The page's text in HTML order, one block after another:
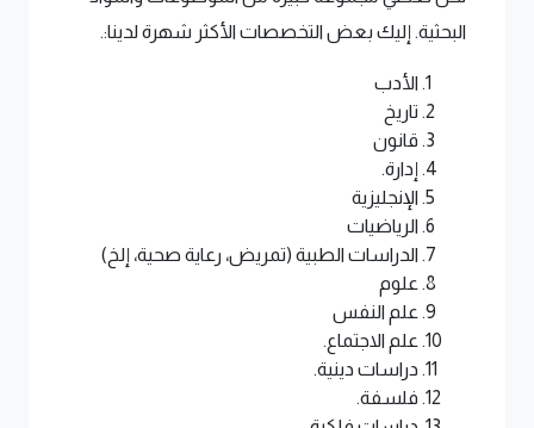
البحثية. إليك بعض التخصصات الأكثر شهرة لدينا:.
الأدب
تاريخ
قانون
إدارة.
الإنجليزية
الرياضيات
الدراسات الطبية (تمريض، رعاية صحية، إلخ)
علوم
علم النفس
علم الاجتماع.
دراسات دينية.
فلسفة.